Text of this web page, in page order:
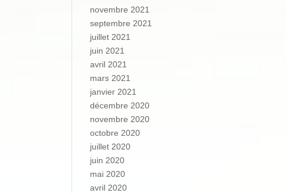
novembre 2021
septembre 2021
juillet 2021
juin 2021
avril 2021
mars 2021
janvier 2021
décembre 2020
novembre 2020
octobre 2020
juillet 2020
juin 2020
mai 2020
avril 2020